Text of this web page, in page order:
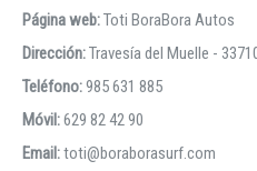
Página web:Toti BoraBora Autos
Dirección:Travesía del Muelle -
Teléfono:985 631 885
Móvil:629 82 42 90
Email:toti@boraborasurf.com